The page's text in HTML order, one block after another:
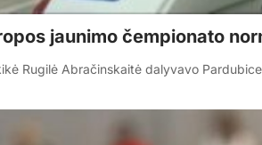
jaunimo čempionato
Rugilė Abračinskaitė dalyvavo